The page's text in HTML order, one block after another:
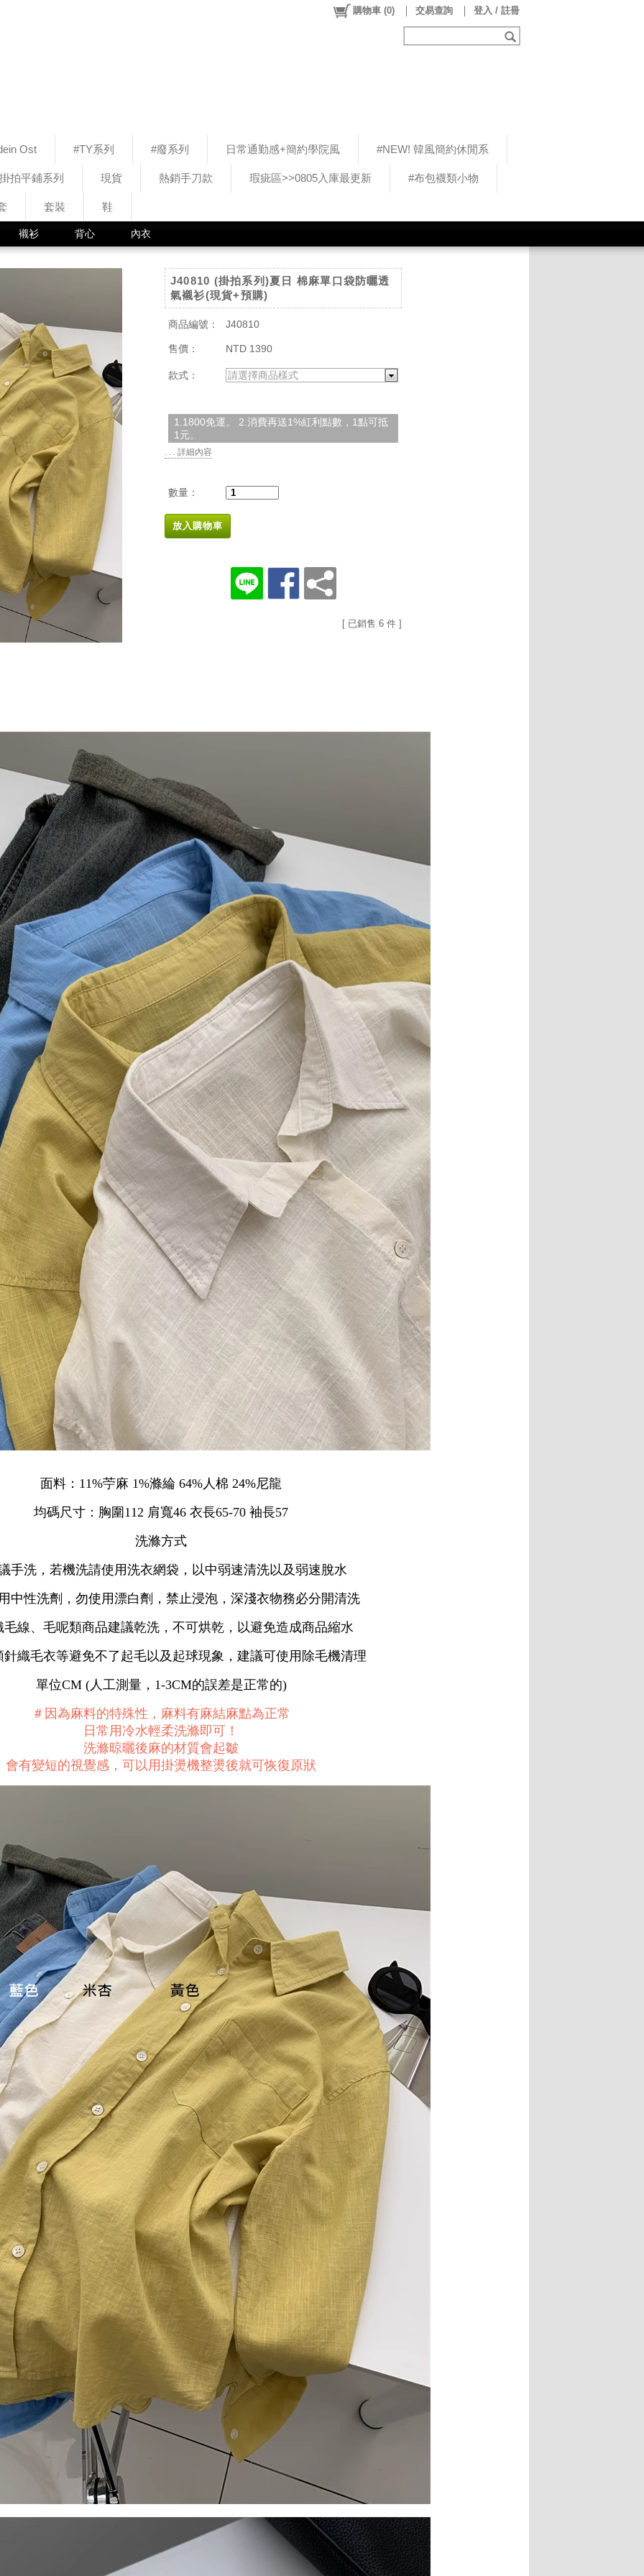
Ost #TY系列 #廢系列 日常通勤感+簡約學院風 #NEW! 韓風簡約休閒系
拍平鋪系列 現貨 熱銷手刀款 瑕疵區>>0805入庫最更新 #布包襪類小物
套裝 鞋
購物車 (0) 交易查詢 登入 / 註冊
襯衫 背心 內衣
J40810 (掛拍系列)夏日 棉麻單口袋防曬透
氣襯衫(現貨+預購)
商品編號： J40810
售價： NTD 1390
款式： 請選擇商品樣式
1.1800免運。 2.消費再送1%紅利點數，1點可抵
1元。
. . . 詳細內容
數量：
放入購物車
[ 已銷售 6 件 ]